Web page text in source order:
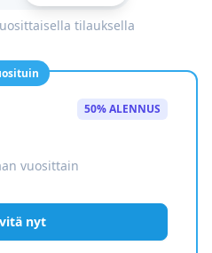
tilauksella
50% ALENNUS
vuosittain
nyt